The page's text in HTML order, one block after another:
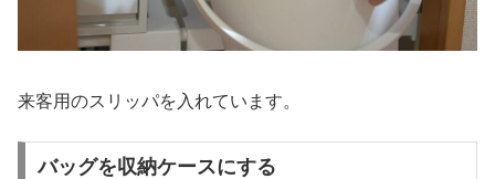
来客用のスリッパを入れています。
バッグを収納ケースにする